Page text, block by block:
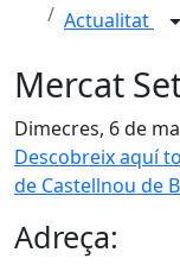
Actualitat
Mercat
Dimecres, 6 de
Descobreix aquí
de Castellnou de
Adreça: